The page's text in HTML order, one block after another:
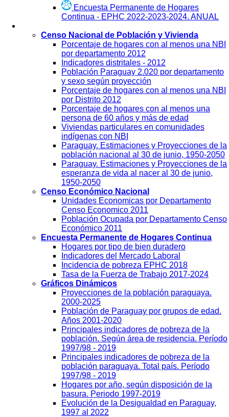
Encuesta Permanente de Hogares
Continua - EPHC 2022-2023-2024. ANUAL
Censo Nacional de Población y Vivienda
Porcentaje de hogares con al menos una NBI
por departamento 2012
Indicadores distritales - 2012
Población Paraguay 2.020 por departamento
y sexo según proyección
Porcentaje de hogares con al menos una NBI
por Distrito 2012
Porcentaje de hogares con al menos una
persona de 60 años y más de edad
Viviendas particulares en comunidades
indígenas con NBI
Paraguay. Estimaciones y Proyecciones de la
población nacional al 30 de junio, 1950-2050
Paraguay. Estimaciones y Proyecciones de la
esperanza de vida al nacer al 30 de junio,
1950-2050
Censo Económico Nacional
Unidades Economicas por Departamento
Censo Economico 2011
Población Ocupada por Departamento Censo
Económico 2011
Encuesta Permanente de Hogares Continua
Hogares por tipo de bien duradero
Indicadores del Mercado Laboral
Incidencia de pobreza EPHC 2018
Tasa de la Fuerza de Trabajo 2017-2024
Gráficos Dinámicos
Proyecciones de la población paraguaya.
2000-2025
Población de Paraguay por grupos de edad.
Años 2001-2020
Principales indicadores de pobreza de la
población. Según área de residencia. Período
1997/98 - 2019
Principales indicadores de pobreza de la
población paraguaya. Total país. Período
1997/98 - 2019
Hogares por año, según disposición de la
basura. Periodo 1997-2019
Evolución de la Desigualdad en Paraguay,
1997 al 2022